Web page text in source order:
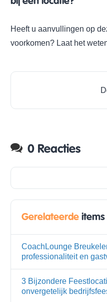
Heeft u aanvullingen op
voorkomen? Laat het
0 Reacties
Gerelateerde items
CoachLounge
professionaliteit en
3 Bijzondere
onvergetelijk